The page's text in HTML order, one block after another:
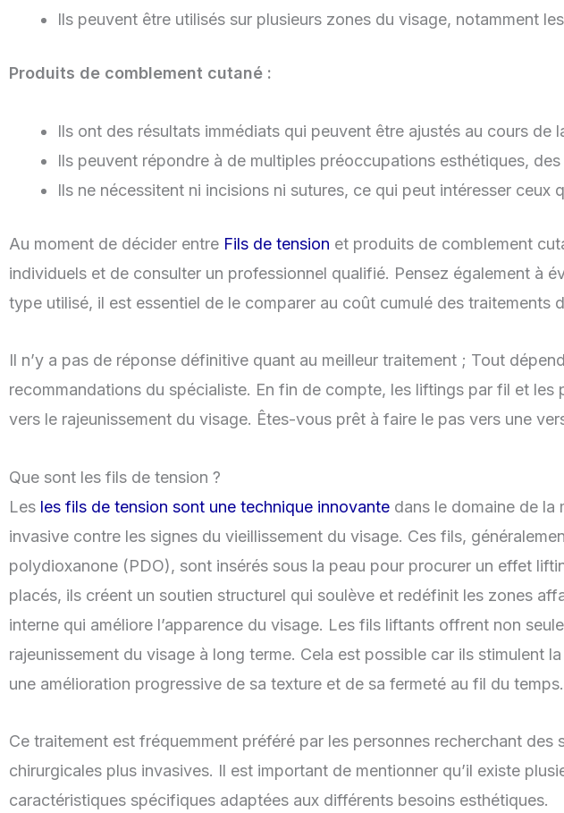
Ils peuvent être utilisés sur plusieurs zones du visage, notamment
Produits de comblement cutané :
Ils ont des résultats immédiats qui peuvent être ajustés au cours de
Ils peuvent répondre à de multiples préoccupations esthétiques,
Ils ne nécessitent ni incisions ni sutures, ce qui peut intéresser ceux
Au moment de décider entre Fils de tension et produits de comblement
individuels et de consulter un professionnel qualifié. Pensez également à
type utilisé, il est essentiel de le comparer au coût cumulé des traitements
Il n’y a pas de réponse définitive quant au meilleur traitement ; Tout
recommandations du spécialiste. En fin de compte, les liftings par fil et
vers le rajeunissement du visage. Êtes-vous prêt à faire le pas vers une
Que sont les fils de tension ?
Les les fils de tension sont une technique innovante dans le domaine de la
invasive contre les signes du vieillissement du visage. Ces fils,
polydioxanone (PDO), sont insérés sous la peau pour procurer un effet
placés, ils créent un soutien structurel qui soulève et redéfinit les zones
interne qui améliore l’apparence du visage. Les fils liftants offrent non
rajeunissement du visage à long terme. Cela est possible car ils stimulent
une amélioration progressive de sa texture et de sa fermeté au fil du temps.
Ce traitement est fréquemment préféré par les personnes recherchant
chirurgicales plus invasives. Il est important de mentionner qu’il existe
caractéristiques spécifiques adaptées aux différents besoins esthétiques.